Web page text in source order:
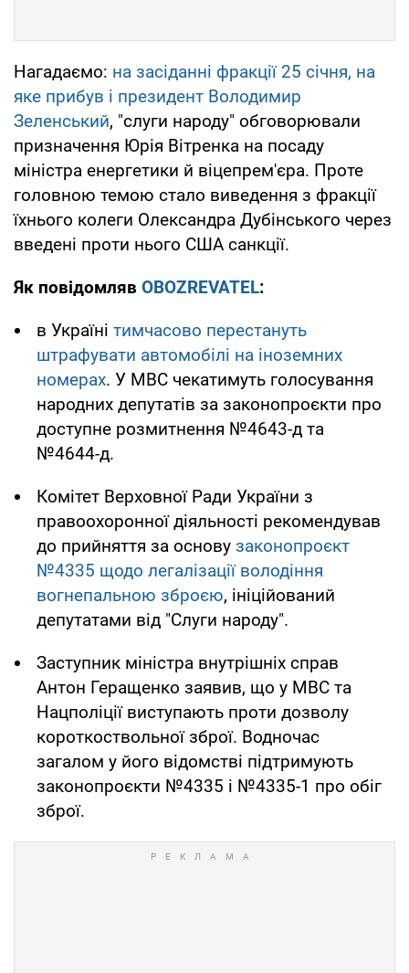
Нагадаємо: на засіданні фракції 25 сiчня, на
яке прибув і президент Володимир
Зеленський, "слуги народу" обговорювали
призначення Юрія Вітренка на посаду
міністра енергетики й віцепрем'єра. Проте
головною темою стало виведення з фракції
їхнього колеги Олександра Дубінського через
введені проти нього США санкції.
Як повідомляв OBOZREVATEL:
в Україні тимчасово перестануть
штрафувати автомобілі на іноземних
номерах. У МВС чекатимуть голосування
народних депутатів за законопроєкти про
доступне розмитнення №4643-д та
№4644-д.
Комітет Верховної Ради України з
правоохоронної діяльності рекомендував
до прийняття за основу законопроєкт
№4335 щодо легалізації володіння
вогнепальною зброєю, ініційований
депутатами від "Слуги народу".
Заступник міністра внутрішніх справ
Антон Геращенко заявив, що у МВС та
Нацполіції виступають проти дозволу
короткоствольної зброї. Водночас
загалом у його відомстві підтримують
законопроєкти №4335 і №4335-1 про обіг
зброї.